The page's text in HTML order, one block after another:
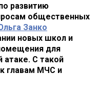
развитию
общественных
Занко
новых школ и
для
С такой
главам МЧС и